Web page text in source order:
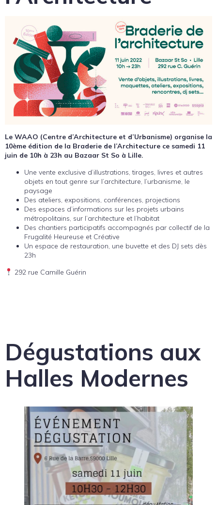
Le WAAO (Centre d’Architecture et d’Urbanisme) organise la
10ème édition de la Braderie de l’Architecture ce samedi 11
juin de 10h à 23h au Bazaar St So à Lille.
Une vente exclusive d’illustrations, tirages, livres et autres
objets en tout genre sur l’architecture, l’urbanisme, le
paysage
Des ateliers, expositions, conférences, projections
Des espaces d’informations sur les projets urbains
métropolitains, sur l’architecture et l’habitat
Des chantiers participatifs accompagnés par collectif de la
Frugalité Heureuse et Créative
Un espace de restauration, une buvette et des DJ sets dès
23h
292 rue Camille Guérin
Dégustations aux
Halles Modernes